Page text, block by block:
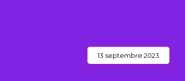
13 septembre 2023